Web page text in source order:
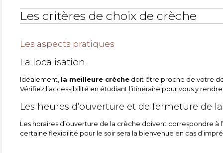
Les critères de choix de crèche
Les aspects pratiques
La localisation
Idéalement, la meilleure crèche doit être proche de votre
Vérifiez l’accessibilité en étudiant l’itinéraire pour vous y
Les heures d’ouverture et de fermeture de
Les horaires d’ouverture de la crèche doivent correspondre
certaine flexibilité pour le soir sera la bienvenue en cas